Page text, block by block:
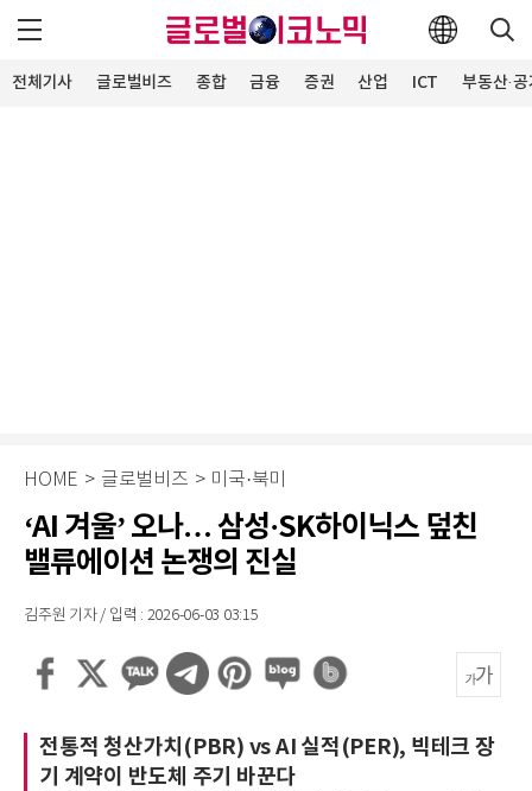
전체기사 글로벌비즈 종합 금융 증권 산업 ICT 부동산·
HOME > 글로벌비즈 > 미국·북미
‘AI 겨울’ 오나… 삼성·SK하이닉스 덮친
밸류에이션 논쟁의 진실
김주원 기자 / 입력 : 2026-06-03 03:15
전통적 청산가치(PBR) vs AI 실적(PER), 빅테크 장
기 계약이 반도체 주기 바꾼다